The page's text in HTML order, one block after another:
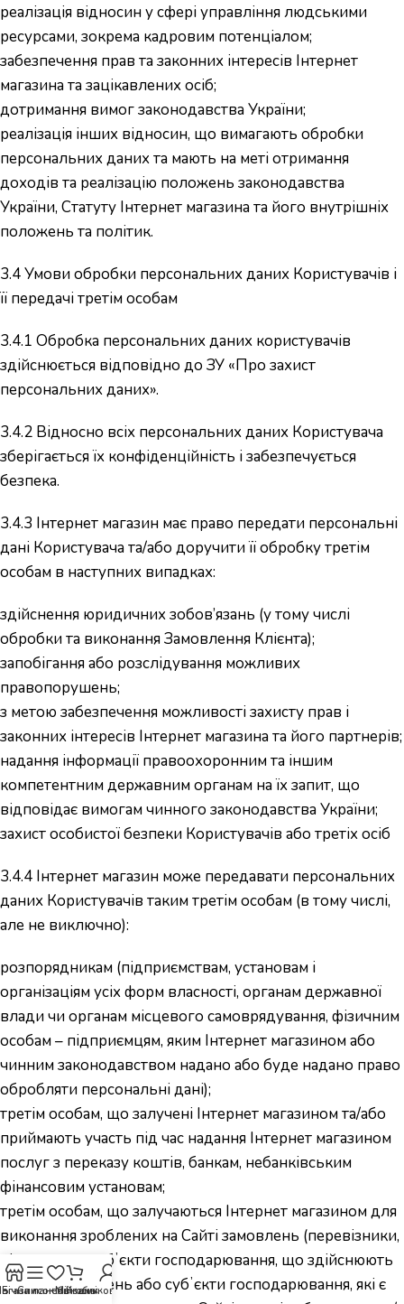
реалізація відносин у сфері управління людськими
ресурсами, зокрема кадровим потенціалом;
забезпечення прав та законних інтересів Інтернет
магазина та зацікавлених осіб;
дотримання вимог законодавства України;
реалізація інших відносин, що вимагають обробки
персональних даних та мають на меті отримання
доходів та реалізацію положень законодавства
України, Статуту Інтернет магазина та його внутрішніх
положень та політик.
3.4 Умови обробки персональних даних Користувачів і
її передачі третім особам
3.4.1 Обробка персональних даних користувачів
здійснюється відповідно до ЗУ «Про захист
персональних даних».
3.4.2 Відносно всіх персональних даних Користувача
зберігається їх конфіденційність і забезпечується
безпека.
3.4.3 Інтернет магазин має право передати персональні
дані Користувача та/або доручити її обробку третім
особам в наступних випадках:
здійснення юридичних зобов’язань (у тому числі
обробки та виконання Замовлення Клієнта);
запобігання або розслідування можливих
правопорушень;
з метою забезпечення можливості захисту прав і
законних інтересів Інтернет магазина та його партнерів;
надання інформації правоохоронним та іншим
компетентним державним органам на їх запит, що
відповідає вимогам чинного законодавства України;
захист особистої безпеки Користувачів або третіх осіб
3.4.4 Інтернет магазин може передавати персональних
даних Користувачів таким третім особам (в тому числі,
але не виключно):
розпорядникам (підприємствам, установам і
організаціям усіх форм власності, органам державної
влади чи органам місцевого самоврядування, фізичним
особам – підприємцям, яким Інтернет магазином або
чинним законодавством надано або буде надано право
обробляти персональні дані);
третім особам, що залучені Інтернет магазином та/або
приймають участь під час надання Інтернет магазином
послуг з переказу коштів, банкам, небанківським
фінансовим установам;
третім особам, що залучаються Інтернет магазином для
виконання зроблених на Сайті замовлень (перевізники,
підрядники, субʼєкти господарювання, що здійснюють
видачу замовлень або субʼєкти господарювання, які є
Бічна панель
Список бажань
Кошик
Мій обліковий запис